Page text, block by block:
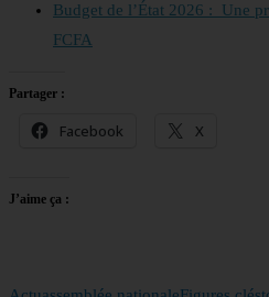
Budget de l’État 2026 : Une
FCFA
Partager :
Facebook X
J’aime ça :